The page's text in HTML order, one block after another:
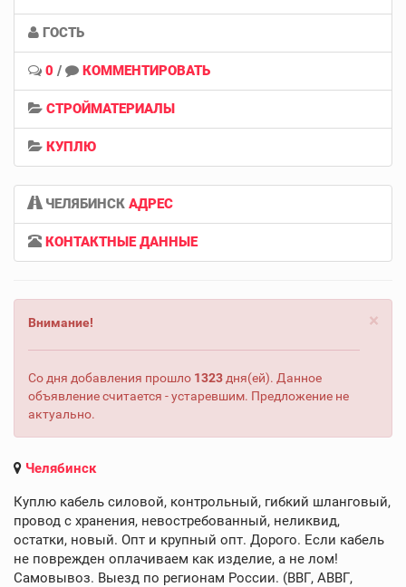
ГОСТЬ
0 / КОММЕНТИРОВАТЬ
СТРОЙМАТЕРИАЛЫ
КУПЛЮ
ЧЕЛЯБИНСК АДРЕС
КОНТАКТНЫЕ ДАННЫЕ
×
Внимание!
Со дня добавления прошло 1323 дня(ей). Данное
объявление считается - устаревшим. Предложение не
актуально.
Челябинск
Куплю кабель силовой, контрольный, гибкий шланговый,
провод с хранения, невостребованный, неликвид,
остатки, новый. Опт и крупный опт. Дорого. Если кабель
не поврежден оплачиваем как изделие, а не лом!
Самовывоз. Выезд по регионам России. (ВВГ, АВВГ,